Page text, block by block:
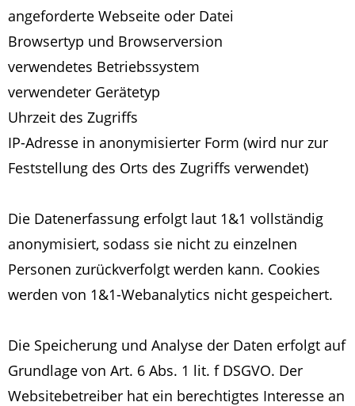
angeforderte Webseite oder Datei
Browsertyp und Browserversion
verwendetes Betriebssystem
verwendeter Gerätetyp
Uhrzeit des Zugriffs
IP-Adresse in anonymisierter Form (wird nur zur
Feststellung des Orts des Zugriffs verwendet)
Die Datenerfassung erfolgt laut 1&1 vollständig
anonymisiert, sodass sie nicht zu einzelnen
Personen zurückverfolgt werden kann. Cookies
werden von 1&1-Webanalytics nicht gespeichert.
Die Speicherung und Analyse der Daten erfolgt auf
Grundlage von Art. 6 Abs. 1 lit. f DSGVO. Der
Websitebetreiber hat ein berechtigtes Interesse an